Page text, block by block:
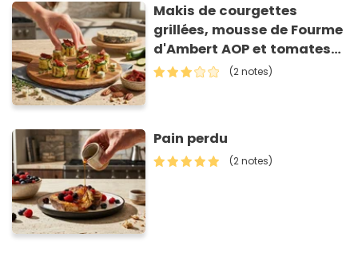
Makis de courgettes
grillées, mousse de Fourme
d'Ambert AOP et tomates
séchées
(2 notes)
Pain perdu
(2 notes)